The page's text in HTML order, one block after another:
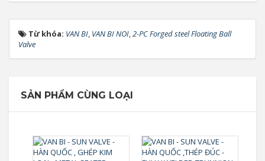
Từ khóa: VAN BI, VAN BI NOI,2-PC Forged steel Floating Ball
Valve
SẢN PHẨM CÙNG LOẠI